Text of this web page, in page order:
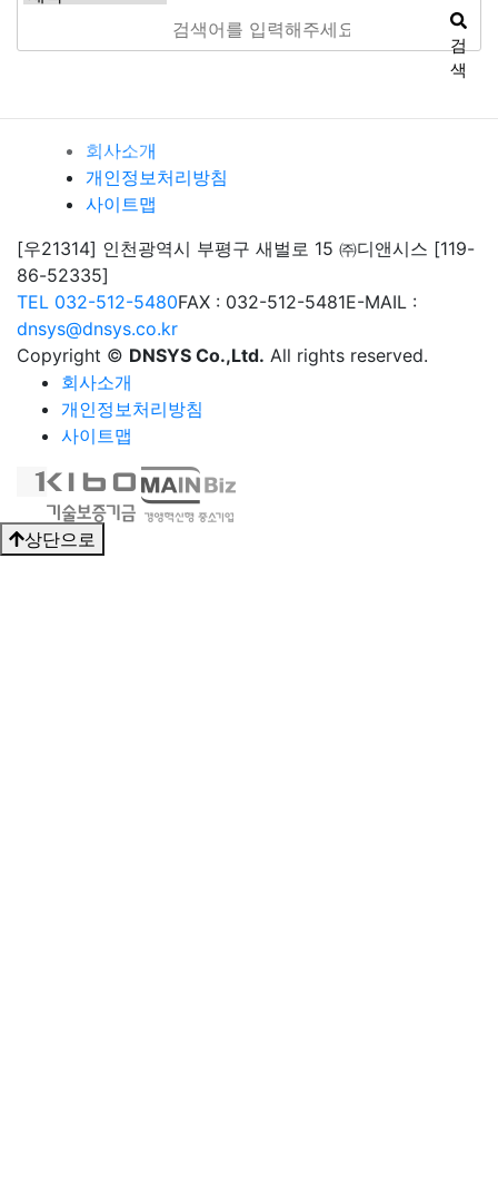
검
색
회사소개
개인정보처리방침
사이트맵
[우21314] 인천광역시 부평구 새벌로 15 ㈜디앤시스 [119-
86-52335]
TEL 032-512-5480FAX : 032-512-5481E-MAIL :
dnsys@dnsys.co.kr
Copyright © DNSYS Co.,Ltd. All rights reserved.
회사소개
개인정보처리방침
사이트맵
상단으로